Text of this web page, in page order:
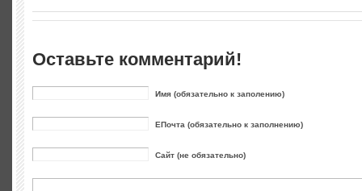
Оставьте комментарий!
Имя (обязательно к заполению)
ЕПочта (обязательно к заполнению)
Сайт (не обязательно)